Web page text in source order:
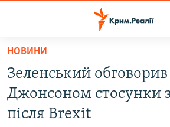
Перейти
основного
матеріалу
Перейти
до
ВІДЕО ТА ФОТО
НОВИНИ
Зеленський обговорив
Джонсоном стосунки
після Brexit